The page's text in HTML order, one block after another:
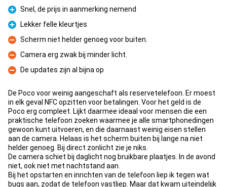
Pro
Snel, de prijs in aanmerking nemend
Pro
Lekker felle kleurtjes
Con
Scherm niet helder genoeg voor buiten.
Con
Camera erg zwak bij minder licht.
Con
De updates zijn al bijna op
De Poco voor weinig aangeschaft als reservetelefoon. Er moest
in elk geval NFC opzitten voor betalingen. Voor het geld is de
Poco erg compleet. Lijkt daarmee ideaal voor mensen die een
praktische telefoon zoeken waarmee je alle smartphonedingen
gewoon kunt uitvoeren, en die daarnaast weinig eisen stellen
aan de camera. Helaas is het scherm buiten bij lange na niet
helder genoeg. Bij direct zonlicht zie je niks.
De camera schiet bij daglicht nog bruikbare plaatjes. In de avond
niet, ook niet met nachtstand aan.
Bij het opstarten en inrichten van de telefoon liep ik tegen wat
bugs aan, zodat de telefoon vastliep. Maar dat kwam uiteindelijk